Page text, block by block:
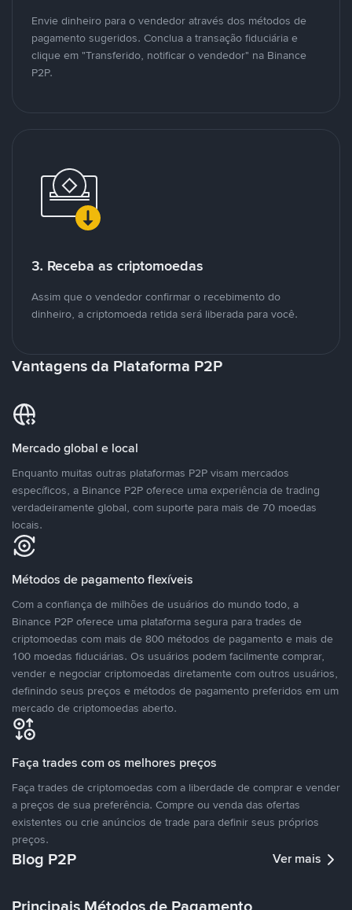
Envie dinheiro para o vendedor através dos métodos de
pagamento sugeridos. Conclua a transação fiduciária e
clique em "Transferido, notificar o vendedor" na Binance
P2P.
3. Receba as criptomoedas
Assim que o vendedor confirmar o recebimento do
dinheiro, a criptomoeda retida será liberada para você.
Vantagens da Plataforma P2P
Mercado global e local
Enquanto muitas outras plataformas P2P visam mercados
específicos, a Binance P2P oferece uma experiência de trading
verdadeiramente global, com suporte para mais de 70 moedas
locais.
Métodos de pagamento flexíveis
Com a confiança de milhões de usuários do mundo todo, a
Binance P2P oferece uma plataforma segura para trades de
criptomoedas com mais de 800 métodos de pagamento e mais de
100 moedas fiduciárias. Os usuários podem facilmente comprar,
vender e negociar criptomoedas diretamente com outros usuários,
definindo seus preços e métodos de pagamento preferidos em um
mercado de criptomoedas aberto.
Faça trades com os melhores preços
Faça trades de criptomoedas com a liberdade de comprar e vender
a preços de sua preferência. Compre ou venda das ofertas
existentes ou crie anúncios de trade para definir seus próprios
preços.
Blog P2P Ver mais